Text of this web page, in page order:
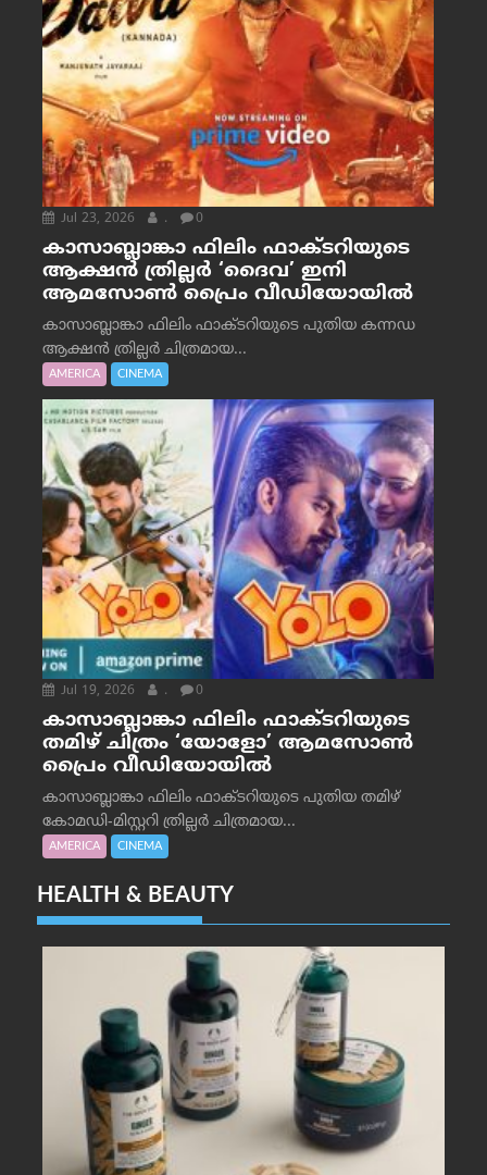
Jul 23, 2026 . 0
കാസാബ്ലാങ്കാ ഫിലിം ഫാക്ടറിയുടെ
ആക്ഷൻ ത്രില്ലർ ‘ദൈവ’ ഇനി
ആമസോൺ പ്രൈം വീഡിയോയിൽ
കാസാബ്ലാങ്കാ ഫിലിം ഫാക്ടറിയുടെ പുതിയ കന്നഡ
ആക്ഷൻ ത്രില്ലർ ചിത്രമായ...
AMERICA CINEMA
Jul 19, 2026 . 0
കാസാബ്ലാങ്കാ ഫിലിം ഫാക്ടറിയുടെ
തമിഴ് ചിത്രം ‘യോളോ’ ആമസോൺ
പ്രൈം വീഡിയോയിൽ
കാസാബ്ലാങ്കാ ഫിലിം ഫാക്ടറിയുടെ പുതിയ തമിഴ്
കോമഡി-മിസ്റ്ററി ത്രില്ലർ ചിത്രമായ...
AMERICA CINEMA
HEALTH & BEAUTY